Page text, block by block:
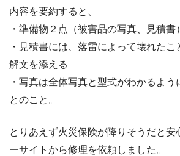
内容を要約すると、
・準備物２点（被害品の写真、見積書）
・見積書には、落雷によって壊れた
解文を添える
・写真は全体写真と型式がわかるよう
とのこと。
とりあえず火災保険が降りそうだと安
ーサイトから修理を依頼しました。